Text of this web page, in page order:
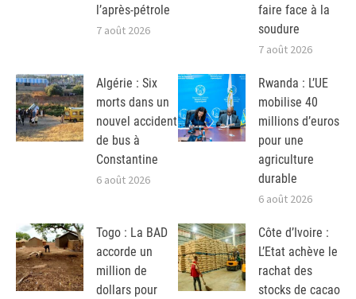
l’après-pétrole
7 août 2026
faire face à la
soudure
7 août 2026
Algérie : Six
morts dans un
nouvel accident
de bus à
Constantine
6 août 2026
Rwanda : L’UE
mobilise 40
millions d’euros
pour une
agriculture
durable
6 août 2026
Togo : La BAD
accorde un
million de
dollars pour
Côte d’Ivoire :
L’Etat achève le
rachat des
stocks de cacao